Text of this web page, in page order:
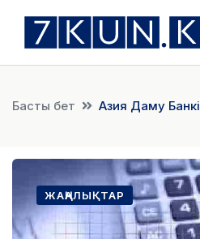
Басты бет Азия Даму Банкі
ЖАҢАЛЫҚТАР